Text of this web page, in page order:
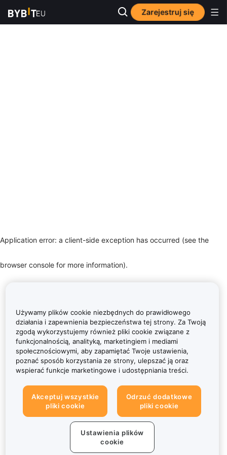
Zarejestruj się
Application error: a client-side exception has occurred (see the
browser console for more information).
Używamy plików cookie niezbędnych do prawidłowego
działania i zapewnienia bezpieczeństwa tej strony. Za Twoją
zgodą wykorzystujemy również pliki cookie związane z
funkcjonalnością, analityką, marketingiem i mediami
społecznościowymi, aby zapamiętać Twoje ustawienia,
poznać sposób korzystania ze strony, ulepszać ją oraz
wspierać funkcje marketingowe i udostępniania treści.
Akceptuj wszystkie
pliki cookie
Odrzuć dodatkowe
pliki cookie
Ustawienia plików
cookie